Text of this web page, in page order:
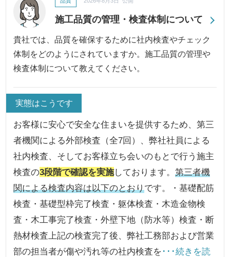
施工品質の管理・検査体制について
貴社では、品質を確保するために社内検査やチェック
体制をどのようにされていますか。施工品質の管理や
検査体制について教えてください。
実態はこうです
お客様に安心で安全な住まいを提供するため、第三
者機関による外部検査（全7回）、弊社社員による
社内検査、そしてお客様立ち会いのもとで行う施主
検査の3段階で確認を実施しております。第三者機
関による検査内容は以下のとおりです。・基礎配筋
検査・基礎型枠完了検査・躯体検査・木造金物検
査・木工事完了検査・外壁下地（防水等）検査・断
熱材検査上記の検査完了後、弊社工務部および営業
部の担当者が傷や汚れ等の社内検査を ･･･続きを読